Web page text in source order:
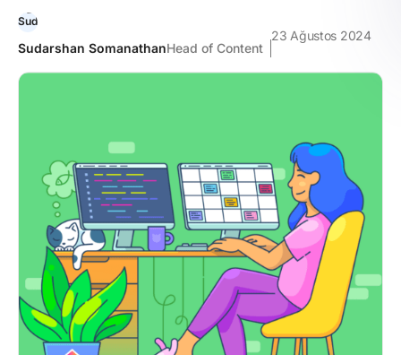
Sudarshan SomanathanHead of Content
23 Ağustos 2024